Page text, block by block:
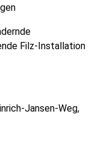
Filz-Installation
Jansen-Weg,